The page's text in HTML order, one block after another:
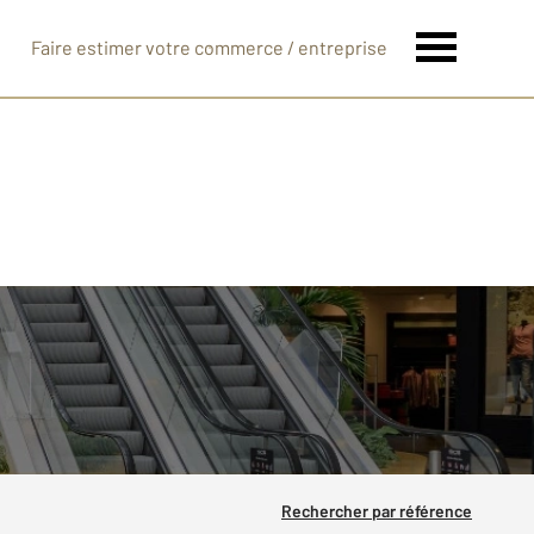
Faire estimer votre commerce / entreprise
Rechercher par référence